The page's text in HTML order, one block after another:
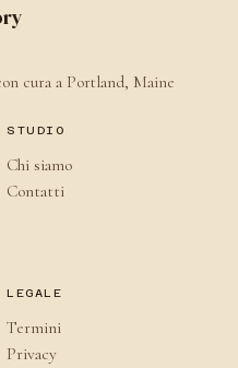
cura a Portland, Maine
STUDIO
Chi siamo
Contatti
LEGALE
Termini
Privacy